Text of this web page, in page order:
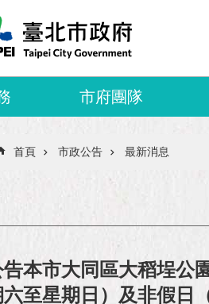
市府團隊
首頁 市政公告 最新消息
本市大同區大稻埕公
至星期日）及非假日